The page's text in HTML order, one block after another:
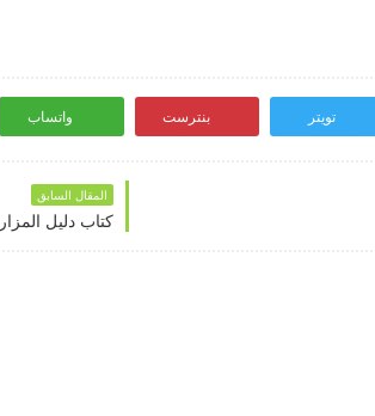
تويتر بنترست واتساب
المقال السابق